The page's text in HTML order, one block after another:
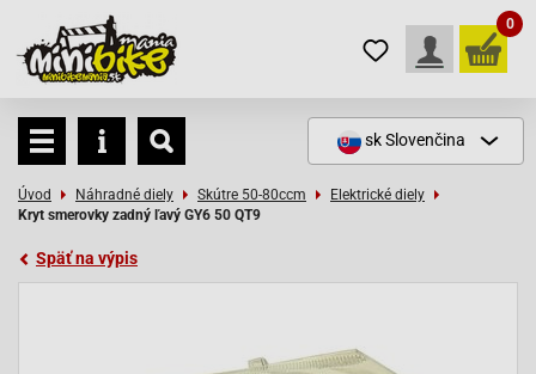
0
skSlovenčina
Úvod Náhradné diely Skútre 50-80ccm
Elektrické diely
Kryt smerovky zadný ľavý GY6 50 QT9
Späť na výpis